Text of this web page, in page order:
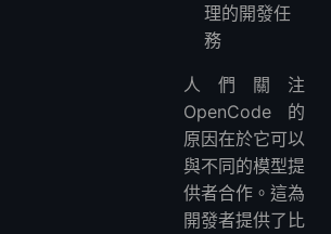
理的開發任
務
人們關注
OpenCode 的
原因在於它可以
與不同的模型提
供者合作。這為
開發者提供了比